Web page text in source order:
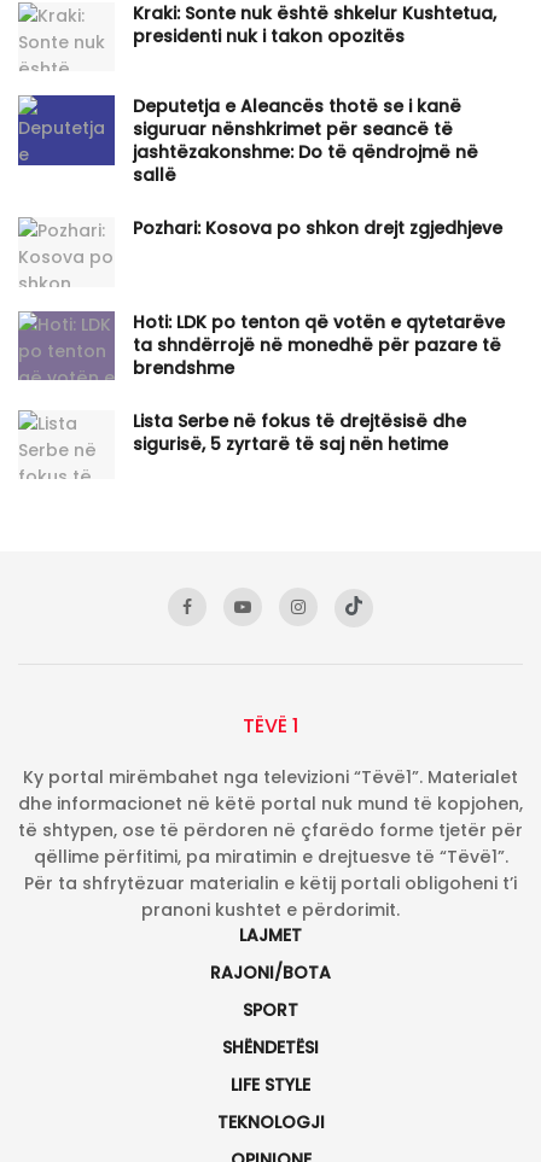
Kraki: Sonte nuk është shkelur Kushtetua,
presidenti nuk i takon opozitës
Deputetja e Aleancës thotë se i kanë
siguruar nënshkrimet për seancë të
jashtëzakonshme: Do të qëndrojmë në
sallë
Pozhari: Kosova po shkon drejt zgjedhjeve
Hoti: LDK po tenton që votën e qytetarëve
ta shndërrojë në monedhë për pazare të
brendshme
Lista Serbe në fokus të drejtësisë dhe
sigurisë, 5 zyrtarë të saj nën hetime
TËVË 1
Ky portal mirëmbahet nga televizioni “Tëvë1”. Materialet
dhe informacionet në këtë portal nuk mund të kopjohen,
të shtypen, ose të përdoren në çfarëdo forme tjetër për
qëllime përfitimi, pa miratimin e drejtuesve të “Tëvë1”.
Për ta shfrytëzuar materialin e këtij portali obligoheni t’i
pranoni kushtet e përdorimit.
LAJMET
RAJONI/BOTA
SPORT
SHËNDETËSI
LIFE STYLE
TEKNOLOGJI